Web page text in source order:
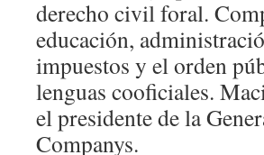
derecho civil foral.
educación,
impuestos y el orden
lenguas cooficiales.
el presidente de la
Companys.